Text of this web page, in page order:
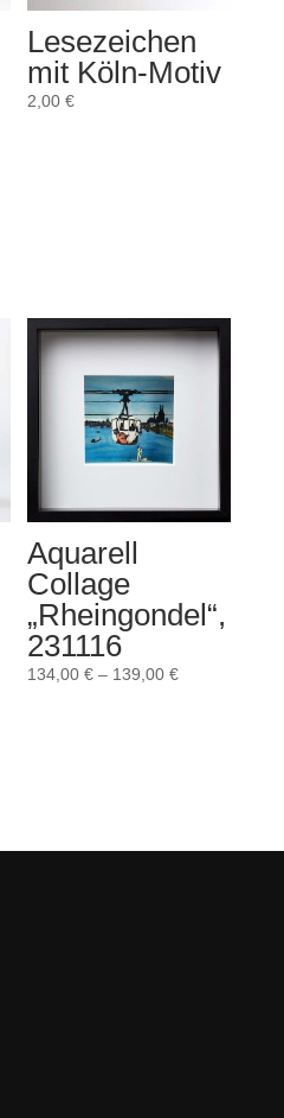
Lesezeichen
mit Köln-Motiv
2,00€
Aquarell
Collage
„Rheingondel“,
231116
134,00€ – 139,00€